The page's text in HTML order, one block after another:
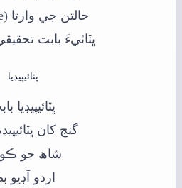
حالتن جي وارتا (timeline)
ڀٽائيءَ بابت
ڀٽائيپيڊيا
ڀٽائيپيڊيا
گنج کان
شاھ جو
اردو آڊيو